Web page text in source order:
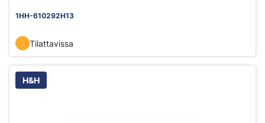
1HH-610292H13
Tilattavissa
H&H